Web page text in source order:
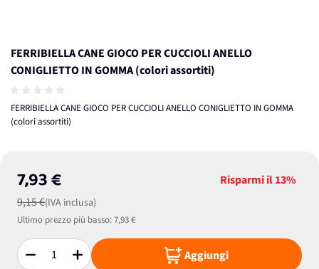
FERRIBIELLA CANE GIOCO PER CUCCIOLI ANELLO
CONIGLIETTO IN GOMMA (colori assortiti)
FERRIBIELLA CANE GIOCO PER CUCCIOLI ANELLO CONIGLIETTO IN GOMMA
(colori assortiti)
7,93 €
9,15 €(IVA inclusa)
Risparmi il13%
Ultimo prezzo più basso:7,93 €
Quantità Aggiungi